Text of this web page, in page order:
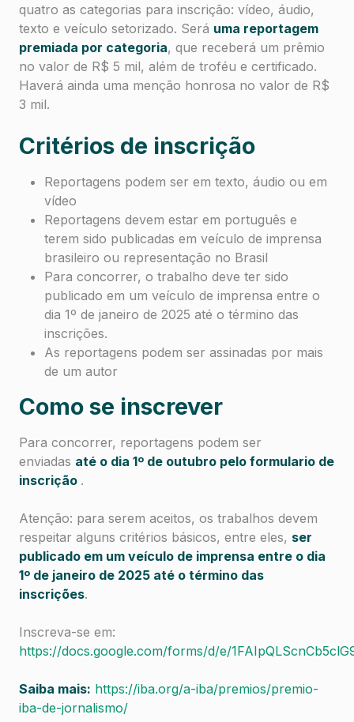
quatro as categorias para inscrição: vídeo, áudio,
texto e veículo setorizado. Será uma reportagem
premiada por categoria, que receberá um prêmio
no valor de R$ 5 mil, além de troféu e certificado.
Haverá ainda uma menção honrosa no valor de R$
3 mil.
Critérios de inscrição
Reportagens podem ser em texto, áudio ou em
vídeo
Reportagens devem estar em português e
terem sido publicadas em veículo de imprensa
brasileiro ou representação no Brasil
Para concorrer, o trabalho deve ter sido
publicado em um veículo de imprensa entre o
dia 1º de janeiro de 2025 até o término das
inscrições.
As reportagens podem ser assinadas por mais
de um autor
Como se inscrever
Para concorrer, reportagens podem ser
enviadas até o dia 1º de outubro pelo formulario de
inscrição .
Atenção: para serem aceitos, os trabalhos devem
respeitar alguns critérios básicos, entre eles, ser
publicado em um veículo de imprensa entre o dia
1º de janeiro de 2025 até o término das
inscrições.
Inscreva-se em:
https://docs.google.com/forms/d/e/
Saiba mais: https://iba.org/a-iba/premios/premio-
iba-de-jornalismo/